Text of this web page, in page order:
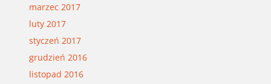
marzec 2017
luty 2017
styczeń 2017
grudzień 2016
listopad 2016